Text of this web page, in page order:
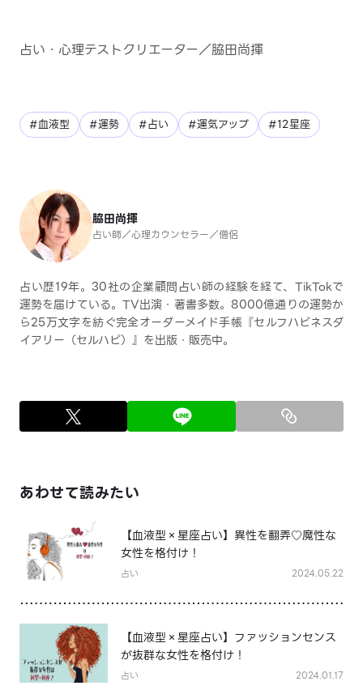
占い・心理テストクリエーター／脇田尚揮
#血液型 #運勢 #占い #運気アップ #12星座
脇田尚揮
占い師／心理カウンセラー／僧侶
占い歴19年。30社の企業顧問占い師の経験を経て、TikTokで
運勢を届けている。TV出演・著書多数。8000億通りの運勢か
ら25万文字を紡ぐ完全オーダーメイド手帳『セルフハピネスダ
イアリー（セルハピ）』を出版・販売中。
あわせて読みたい
【血液型×星座占い】異性を翻弄♡魔性な
女性を格付け！
占い 2024.05.22
【血液型×星座占い】ファッションセンス
が抜群な女性を格付け！
占い 2024.01.17